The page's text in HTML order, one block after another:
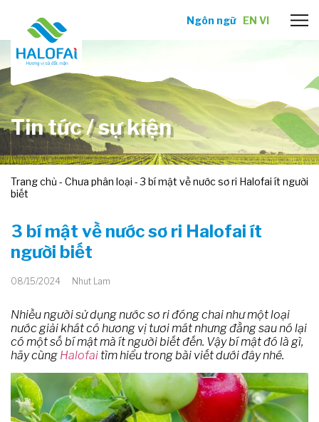
Ngôn ngữ EN VI
Tin tức / sự kiện
Trang chủ - Chưa phân loại -3 bí mật về nước sơ ri Halofai ít người
biết
3 bí mật về nước sơ ri Halofai ít
người biết
08/15/2024 Nhut Lam
Nhiều người sử dụng nước sơ ri đóng chai như một loại
nước giải khát có hương vị tươi mát nhưng đằng sau nó lại
có một số bí mật mà ít người biết đến. Vậy bí mật đó là gì,
hãy cùng Halofai tìm hiểu trong bài viết dưới đây nhé.